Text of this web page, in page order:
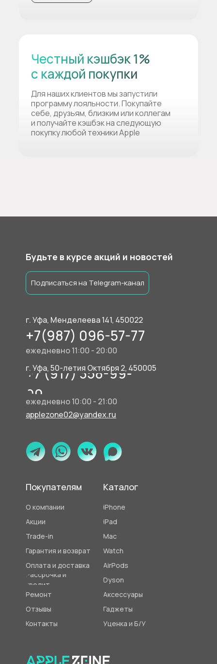
Для наших клиентов мы запустили
программу лояльности. Покупайте
себе, друзьям, близким или коллегам
и получайте кэшбэк на следующую
покупку любой техники Apple
Честный кэшбэк 1%
с каждой покупки
О компании
Будьте в курсе акций и новостей
Акции
Trade-in
Гарантия и возврат
Оплата и доставка
г. Уфа, Менделеева 141, 450022
Рассрочка и
кредит
+7(987) 096-57-77
Ремонт
г. Уфа, 50-летия Октября 2, 450005
Отзывы
+7 (917) 358-99-
90
Контакты
ежедневно 10:00 - 21:00
Покупателям
applezone02@yandex.ru
iPhone
iPad
Mac
Watch
AirPods
Каталог
Подписаться на Telegram-канал
Аксессуары
Гаджеты
Уценка и Б/У
Dyson
ежедневно 11:00 - 20:00